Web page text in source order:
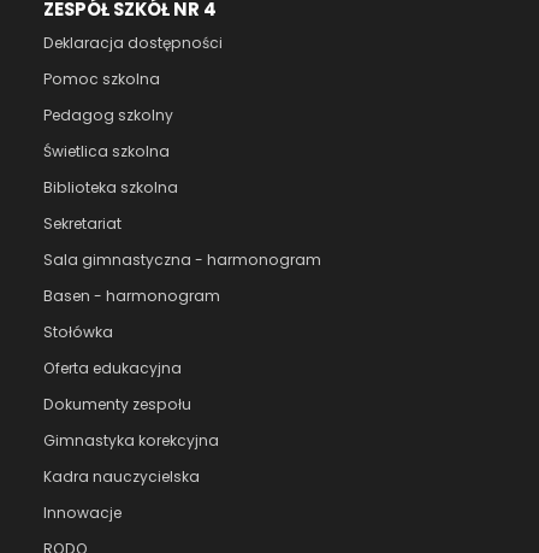
ZESPÓŁ SZKÓŁ NR 4
Deklaracja dostępności
Pomoc szkolna
Pedagog szkolny
Świetlica szkolna
Biblioteka szkolna
Sekretariat
Sala gimnastyczna - harmonogram
Basen - harmonogram
Stołówka
Oferta edukacyjna
Dokumenty zespołu
Gimnastyka korekcyjna
Kadra nauczycielska
Innowacje
RODO